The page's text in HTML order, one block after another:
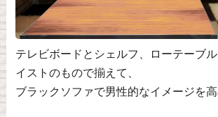
テレビボードとシェルフ、ローテーブ
イストのもので揃えて、
ブラックソファで男性的なイメージを高